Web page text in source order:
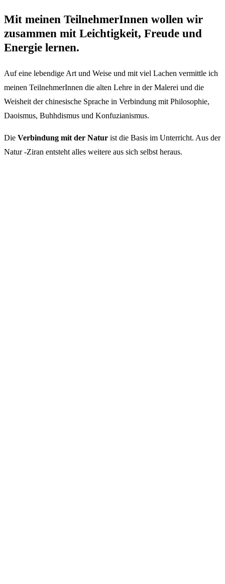
Mit meinen TeilnehmerInnen wollen wir
zusammen mit Leichtigkeit, Freude und
Energie lernen.
Auf eine lebendige Art und Weise und mit viel Lachen vermittle ich
meinen TeilnehmerInnen die alten Lehre in der Malerei und die
Weisheit der chinesische Sprache in Verbindung mit Philosophie,
Daoismus, Buhhdismus und Konfuzianismus.
Die Verbindung mit der Natur ist die Basis im Unterricht. Aus der
Natur -Ziran entsteht alles weitere aus sich selbst heraus.